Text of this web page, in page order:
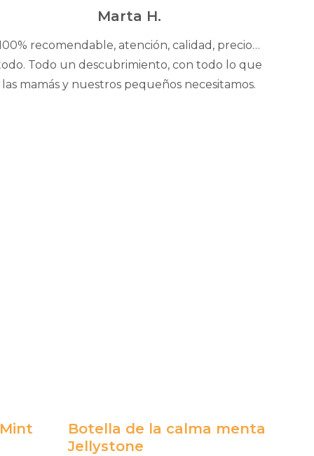
5
Marta H.
recomendable, atención, calidad, precio…
Todo un descubrimiento, con todo lo que
las mamás y nuestros pequeños necesitamos.
Botella de la calma menta
Jellystone